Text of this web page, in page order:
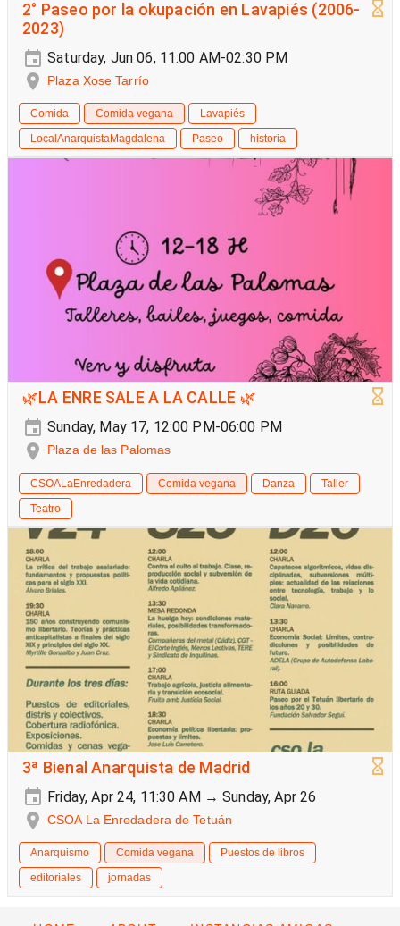
2° Paseo por la okupación en Lavapiés (2006-
2023)
Saturday, Jun 06, 11:00 AM-02:30 PM
Plaza Xose Tarrío
Comida Comida vegana
Lavapiés
LocalAnarquistaMagdalena
Paseo historia
🌿LA ENRE SALE A LA CALLE 🌿
Sunday, May 17, 12:00 PM-06:00 PM
Plaza de las Palomas
CSOALaEnredadera Comida vegana Danza
Taller
Teatro
3ª Bienal Anarquista de Madrid
Friday, Apr 24, 11:30 AM → Sunday, Apr 26
CSOA La Enredadera de Tetuán
Anarquismo Comida vegana
Puestos de libros
editoriales
jornadas